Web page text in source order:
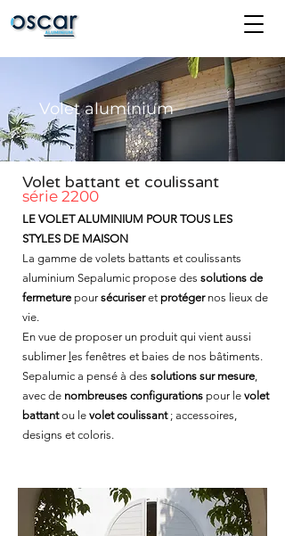
Volet aluminium
Volet battant et coulissant
série 2200
LE VOLET ALUMINIUM POUR TOUS LES
STYLES DE MAISON
La gamme de volets battants et coulissants
aluminium Sepalumic propose des solutions de
fermeture poursécuriseret protégernos lieux de
vie.
En vue de proposer un produit qui vient aussi
sublimer es fenêtres et baies de nos bâtiments.
Sepalumic a pensé à des solutions sur mesure,
avec de nombreuses configurations pour le volet
battantou le volet coulissant; accessoires,
designs et coloris.